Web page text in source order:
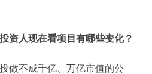
资人现在看项目有哪些变化？
做不成千亿、万亿市值的公